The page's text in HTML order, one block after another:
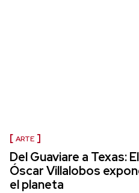
ARTE
Del Guaviare a Texas:
Óscar Villalobos
el planeta